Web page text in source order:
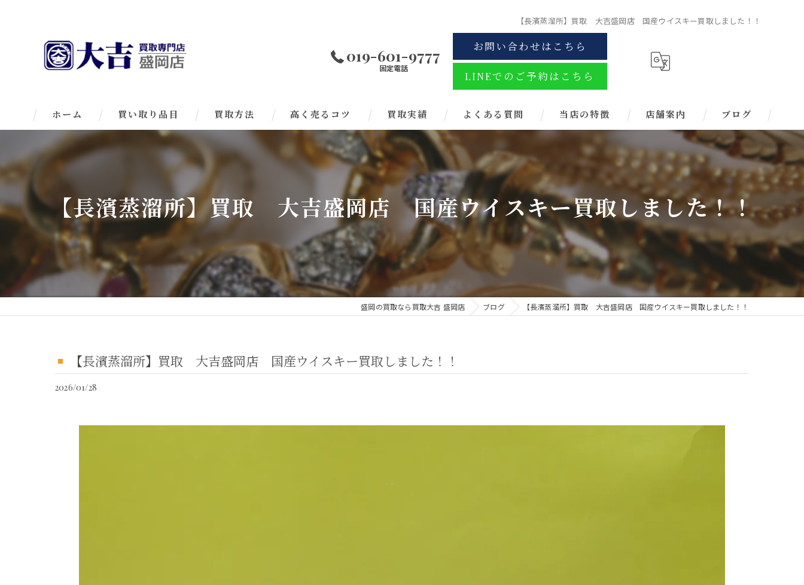
【長濱蒸溜所】買取 大吉盛岡店 国産ウイスキー買取しました！！
019-601-9777
固定電話
お問い合わせはこちら
LINEでのご予約はこちら
ホーム 買い取り品目 買取方法 高く売るコツ 買取実績 よくある質問 当店の特徴
ブランド
お酒
金券
時計
店舗案内 ブログ
【長濱蒸溜所】買取 大吉盛岡店 国産ウイスキー買取しました！！
盛岡の買取なら買取大吉 盛岡店 ブログ 【長濱蒸溜所】買取 大吉盛岡店 国産ウイスキー買取しました！！
【長濱蒸溜所】買取 大吉盛岡店 国産ウイスキー買取しました！！
2026/01/28